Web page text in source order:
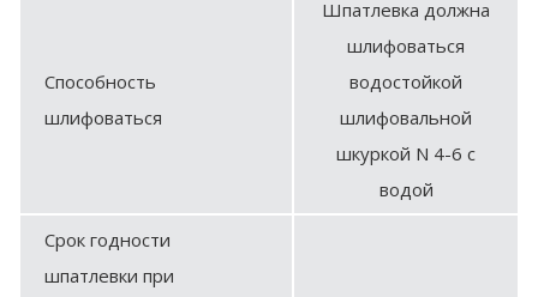
Способность
шлифоваться
Шпатлевка должна
шлифоваться
водостойкой
шлифовальной
шкуркой N 4-6 с
водой
Срок годности
шпатлевки при